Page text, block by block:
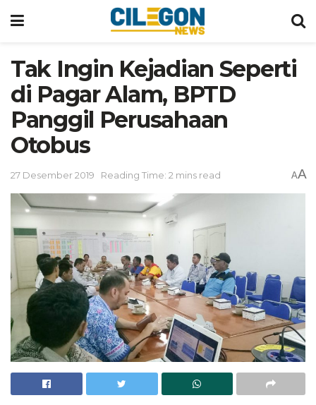
Tak Ingin Kejadian Seperti
di Pagar Alam, BPTD
Panggil Perusahaan
Otobus
27 Desember 2019 Reading Time: 2 mins read AA